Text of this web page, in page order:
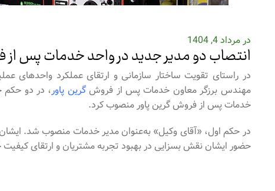
در مرداد 4, 1404
انتصاب دو مدیر جدید در واحد خدمات پس
در راستای تقویت ساختار سازمانی و ارتقای عملکرد واحدهای
مهندس برزگر معاون خدمات پس از فروشگرین پاور، در دو حکم
خدمات پس از فروش گرین پاور منصوب کرد.
در حکم اول، «آقای وکیل» به‌عنوان مدیر خدمات منصوب شد. ایشان تجربه 15
حضور ایشان نقش بسزایی در بهبود تجربه مشتریان و ارتقای